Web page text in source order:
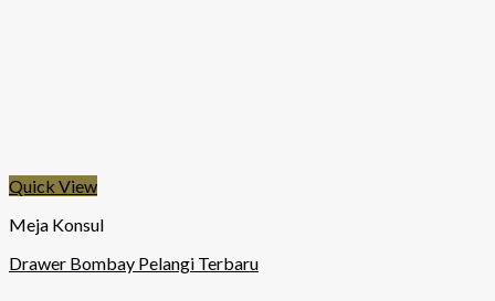
Quick View
Meja Konsul
Drawer Bombay Pelangi Terbaru